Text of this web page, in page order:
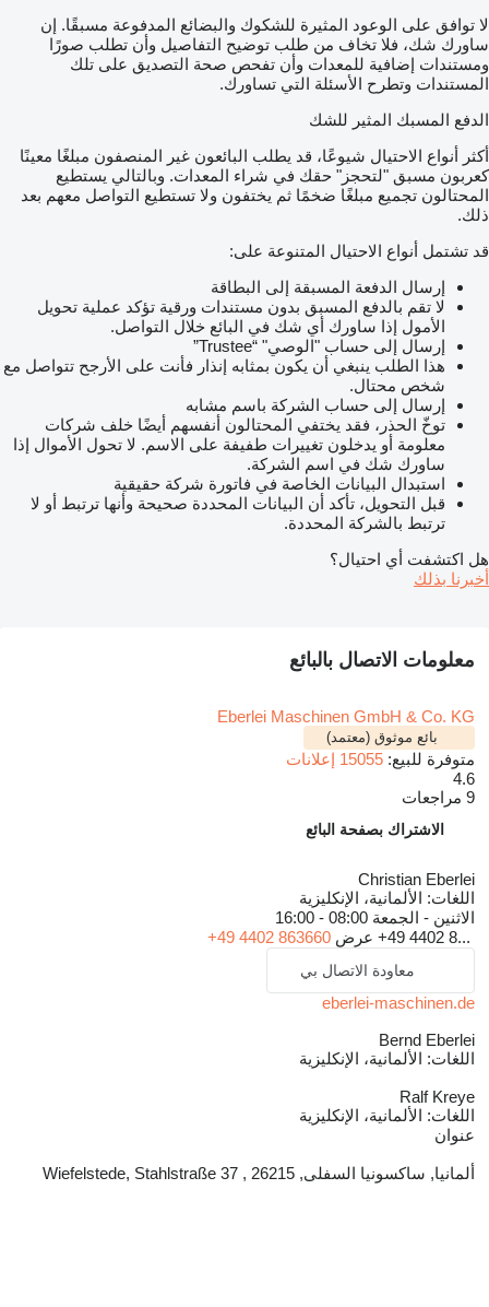
لا توافق على الوعود المثيرة للشكوك والبضائع المدفوعة مسبقًا. إن
ساورك شك، فلا تخاف من طلب توضيح التفاصيل وأن تطلب صورًا
ومستندات إضافية للمعدات وأن تفحص صحة التصديق على تلك
المستندات وتطرح الأسئلة التي تساورك.
الدفع المسبك المثير للشك
أكثر أنواع الاحتيال شيوعًا، قد يطلب البائعون غير المنصفون مبلغًا معينًا
كعربون مسبق "لتحجز" حقك في شراء المعدات. وبالتالي يستطيع
المحتالون تجميع مبلغًا ضخمًا ثم يختفون ولا تستطيع التواصل معهم بعد
ذلك.
قد تشتمل أنواع الاحتيال المتنوعة على:
إرسال الدفعة المسبقة إلى البطاقة
لا تقم بالدفع المسبق بدون مستندات ورقية تؤكد عملية تحويل
الأمول إذا ساورك أي شك في البائع خلال التواصل.
إرسال إلى حساب "الوصي" “Trustee”
هذا الطلب ينبغي أن يكون بمثابه إنذار فأنت على الأرجح تتواصل مع
شخص محتال.
إرسال إلى حساب الشركة باسم مشابه
توخّ الحذر، فقد يختفي المحتالون أنفسهم أيضًا خلف شركات
معلومة أو يدخلون تغييرات طفيفة على الاسم. لا تحول الأموال إذا
ساورك شك في اسم الشركة.
استبدال البيانات الخاصة في فاتورة شركة حقيقية
قبل التحويل، تأكد أن البيانات المحددة صحيحة وأنها ترتبط أو لا
ترتبط بالشركة المحددة.
هل اكتشفت أي احتيال؟
أخبرنا بذلك
معلومات الاتصال بالبائع
Eberlei Maschinen GmbH & Co. KG
بائع موثوق (معتمد)
متوفرة للبيع: 15055 إعلانات
4.6
9 مراجعات
الاشتراك بصفحة البائع
Christian Eberlei
اللغات: الألمانية، الإنكليزية
الاثنين - الجمعة 08:00 - 16:00
+49 4402 8... عرض +49 4402 863660
معاودة الاتصال بي
eberlei-maschinen.de
Bernd Eberlei
اللغات: الألمانية، الإنكليزية
Ralf Kreye
اللغات: الألمانية، الإنكليزية
عنوان
ألمانيا, ساكسونيا السفلى, 26215 , Wiefelstede, Stahlstraße 37